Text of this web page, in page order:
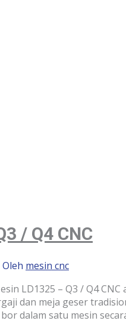
/ Q4 CNC
mesin cnc
LD1325 – Q3 / Q4
dan meja geser
dalam satu mesin